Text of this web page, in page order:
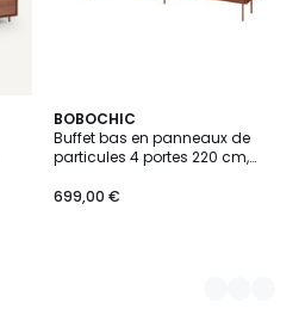
BOBOCHIC
Buffet bas en panneaux de
particules 4 portes 220 cm,
699,00 €
4
Couleurs